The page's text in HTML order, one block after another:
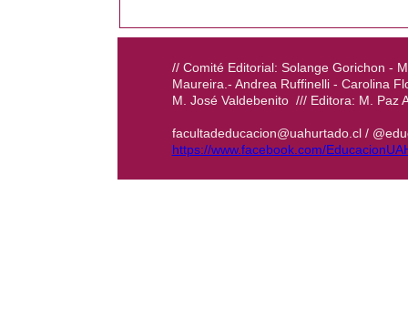
// Comité Editorial: Solange Gorichon -
Maureira.- Andrea Ruffinelli - Carolina
M. José Valdebenito /// Editora: M. Paz
facultadeducacion@uahurtado.cl /
https://www.facebook.com/